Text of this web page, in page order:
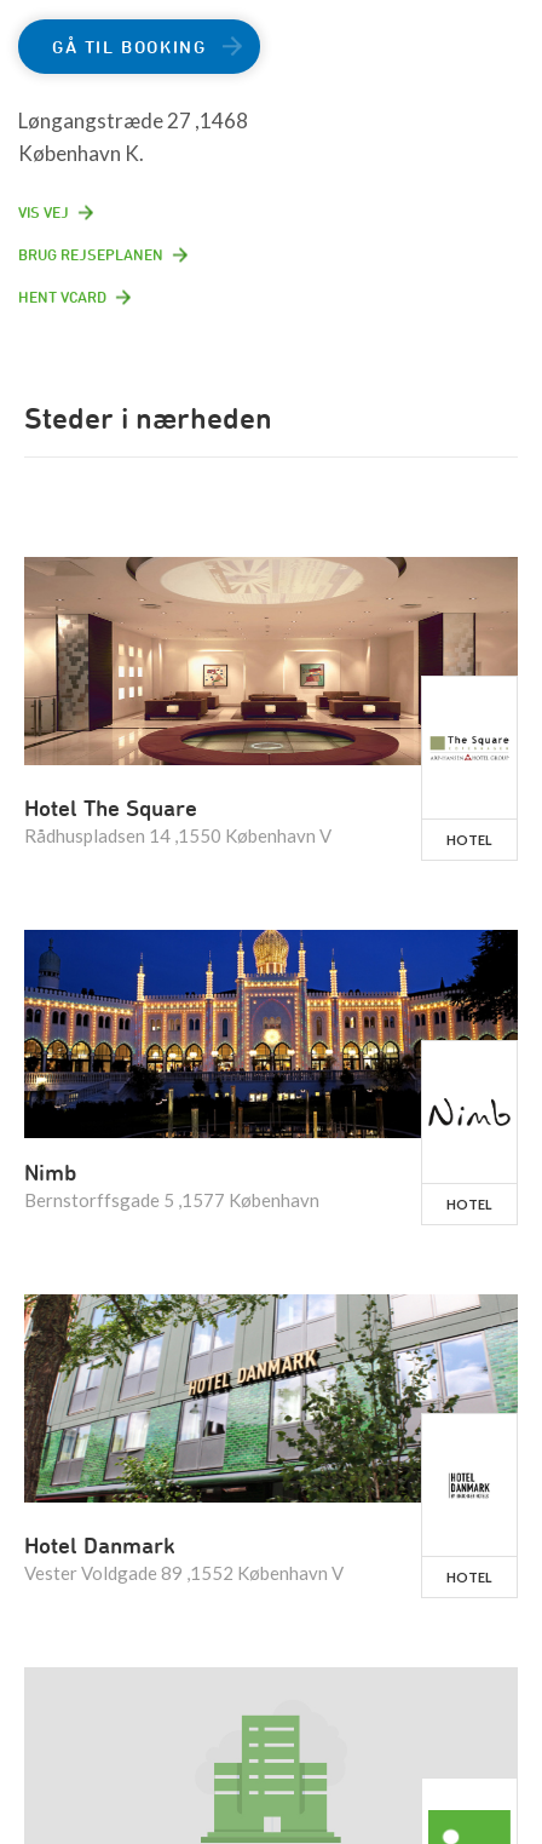
GÅ TIL BOOKING
Løngangstræde 27 ,1468
København K.
VIS VEJ
BRUG REJSEPLANEN
HENT VCARD
Steder i nærheden
Hotel The Square
Rådhuspladsen 14 ,1550 København V HOTEL
Nimb
Bernstorffsgade 5 ,1577 København HOTEL
Hotel Danmark
Vester Voldgade 89 ,1552 København V HOTEL